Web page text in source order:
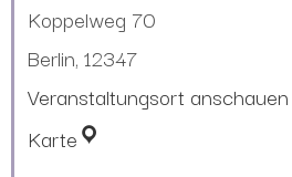
Koppelweg 70
Berlin, 12347
Veranstaltungsort anschauen
Karte